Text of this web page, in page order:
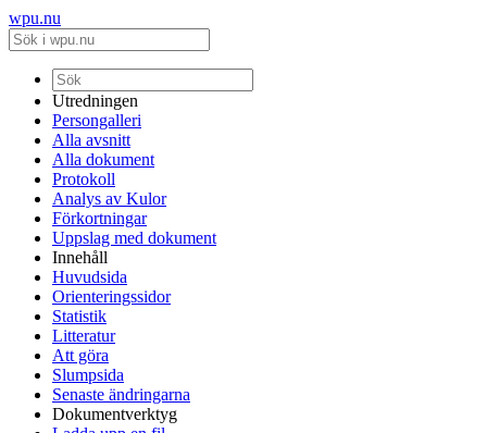
wpu.nu
Utredningen
Persongalleri
Alla avsnitt
Alla dokument
Protokoll
Analys av Kulor
Förkortningar
Uppslag med dokument
Innehåll
Huvudsida
Orienteringssidor
Statistik
Litteratur
Att göra
Slumpsida
Senaste ändringarna
Dokumentverktyg